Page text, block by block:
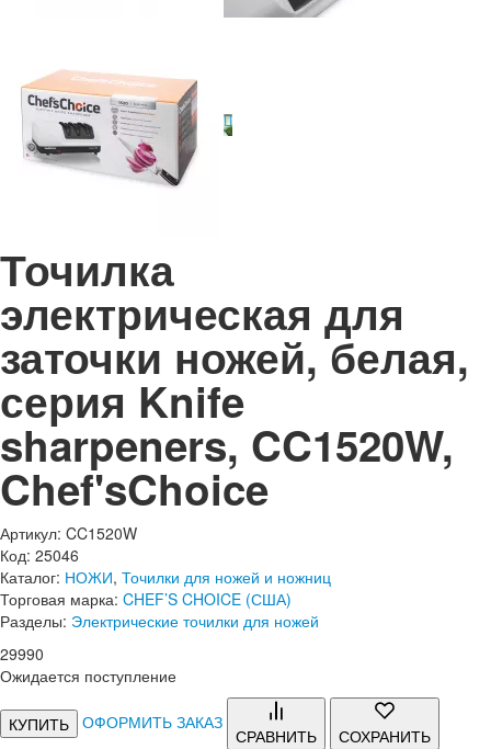
Точилка
электрическая для
заточки ножей, белая,
серия Knife
sharpeners, CC1520W,
Chef'sChoice
Артикул: CC1520W
Код: 25046
Каталог: НОЖИ, Точилки для ножей и ножниц
Торговая марка: CHEF’S CHOICE (США)
Разделы: Электрические точилки для ножей
29990
Ожидается поступление
КУПИТЬ ОФОРМИТЬ ЗАКАЗ
СРАВНИТЬ
СОХРАНИТЬ